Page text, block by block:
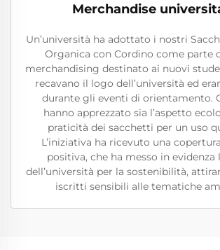
Merchandise
Un’università ha adottato i nostri
Organica con Cordino come parte
merchandising destinato ai nuovi
recavano il logo dell’università ed
durante gli eventi di orientamento.
hanno apprezzato sia l’aspetto
praticità dei sacchetti per un uso
L’iniziativa ha ricevuto una
positiva, che ha messo in evidenza
dell’università per la sostenibilità,
iscritti sensibili alle tematiche